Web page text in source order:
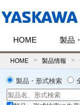
HOME 製品
HOME 製品情報
製品・形式検索